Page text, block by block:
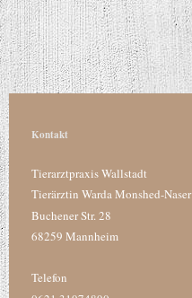
Kontakt
Tierarztpraxis Wallstadt
Tierärztin Warda Monshed-Naser
Buchener Str. 28
68259 Mannheim
Telefon